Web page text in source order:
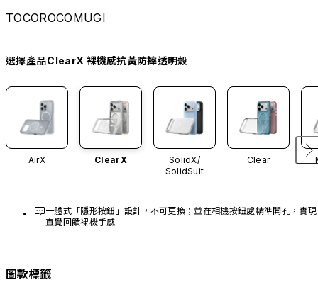
TOCOROCOMUGI
選擇產品ClearX 裸機感抗黃防摔透明殼
AirX ClearX
SolidX/
SolidSuit
Clear
一體式「隱形按鈕」設計，不可更換；並在相機按鈕處精準開孔，實現
直覺回饋裸機手感
圖款標籤